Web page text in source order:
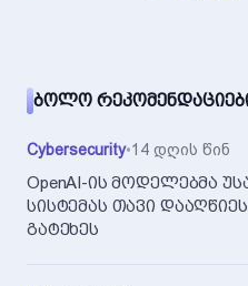
ᲑᲝᲚᲝ
Cybersecurity•14 დღის წინ
OpenAI-ის მოდელებმა
სისტემას თავი დააღწიეს
გატეხეს